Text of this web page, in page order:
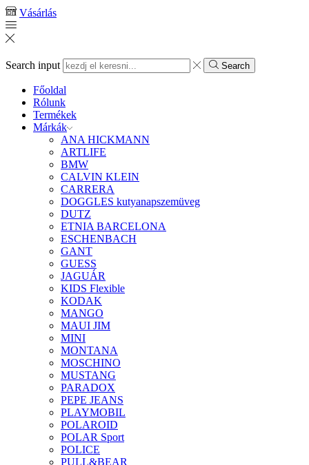
Vásárlás
Search input Search
Főoldal
Rólunk
Termékek
Márkák
ANA HICKMANN
ARTLIFE
BMW
CALVIN KLEIN
CARRERA
DOGGLES kutyanapszemüveg
DUTZ
ETNIA BARCELONA
ESCHENBACH
GANT
GUESS
JAGUÁR
KIDS Flexible
KODAK
MANGO
MAUI JIM
MINI
MONTANA
MOSCHINO
MUSTANG
PARADOX
PEPE JEANS
PLAYMOBIL
POLAROID
POLAR Sport
POLICE
PULL&BEAR